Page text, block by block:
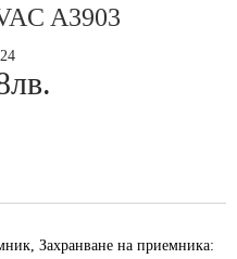
A3903
Захранване на приемника: